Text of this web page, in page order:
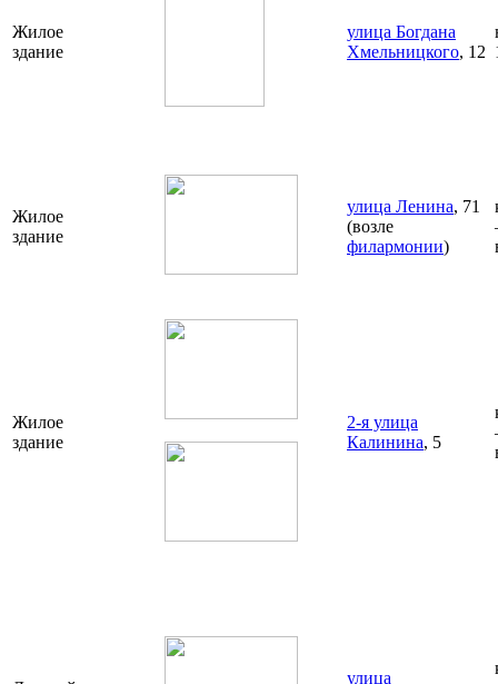
Жилое
здание
улица Богдана
Хмельницкого, 12
Жилое
здание
улица Ленина, 71
(возле
филармонии)
Жилое
здание
2-я улица
Калинина, 5
улица